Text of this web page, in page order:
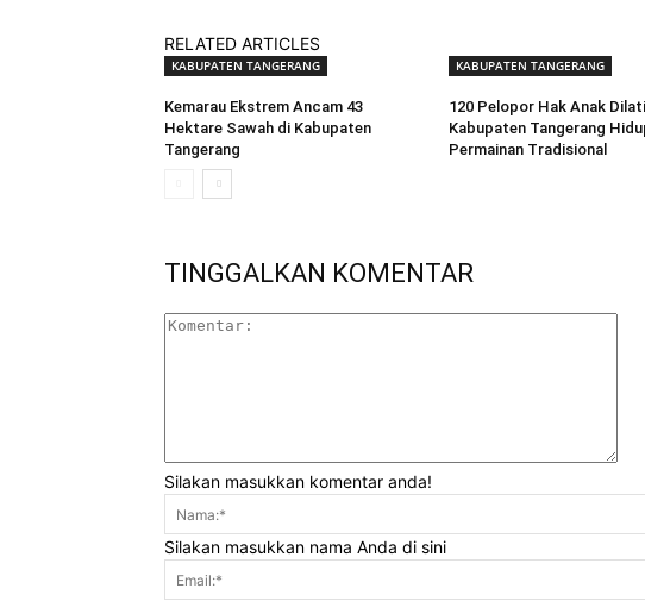
RELATED ARTICLES
KABUPATEN TANGERANG
Kemarau Ekstrem Ancam 43
Hektare Sawah di Kabupaten
Tangerang
KABUPATEN TANGERANG
120 Pelopor Hak Anak
Kabupaten Tangerang
Permainan Tradisional
TINGGALKAN KOMENTAR
Silakan masukkan komentar anda!
Silakan masukkan nama Anda di sini